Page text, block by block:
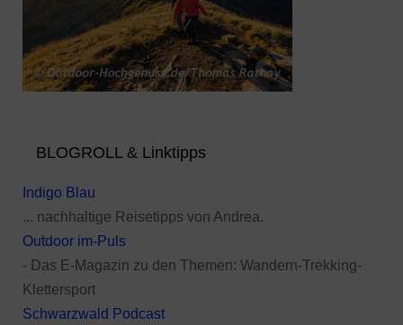
BLOGROLL & Linktipps
Indigo Blau
... nachhaltige Reisetipps von Andrea.
Outdoor im-Puls
- Das E-Magazin zu den Themen: Wandern-Trekking-
Klettersport
Schwarzwald Podcast